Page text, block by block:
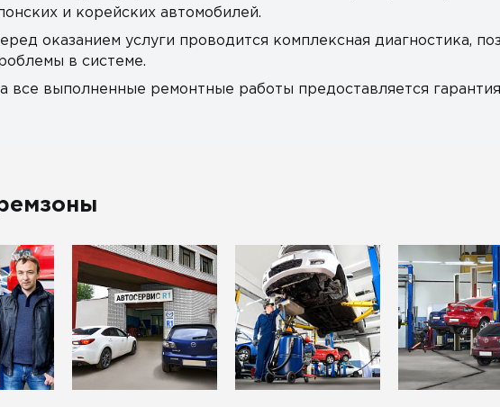
и корейских автомобилей.
оказанием услуги проводится комплексная диагностика,
в системе.
все выполненные ремонтные работы предоставляется